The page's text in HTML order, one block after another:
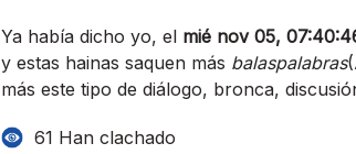
Ya habí­a dicho yo, el mié nov 05,
y estas hainas saquen más balaspalabras
más este tipo de diálogo, bronca,
61 Han clachado